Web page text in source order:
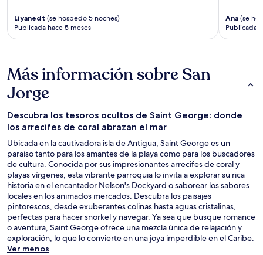
Liyanedt (se hospedó 5 noches)
Publicada hace 5 meses
Ana (se
Publicada
Más información sobre San
Jorge
Descubra los tesoros ocultos de Saint George: donde
los arrecifes de coral abrazan el mar
Ubicada en la cautivadora isla de Antigua, Saint George es un
paraíso tanto para los amantes de la playa como para los buscadores
de cultura. Conocida por sus impresionantes arrecifes de coral y
playas vírgenes, esta vibrante parroquia lo invita a explorar su rica
historia en el encantador Nelson's Dockyard o saborear los sabores
locales en los animados mercados. Descubra los paisajes
pintorescos, desde exuberantes colinas hasta aguas cristalinas,
perfectas para hacer snorkel y navegar. Ya sea que busque romance
o aventura, Saint George ofrece una mezcla única de relajación y
exploración, lo que lo convierte en una joya imperdible en el Caribe.
Ver menos